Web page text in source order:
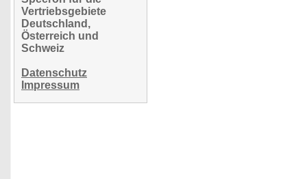
Vertriebsgebiete
Deutschland,
Österreich und
Schweiz
Datenschutz
Impressum